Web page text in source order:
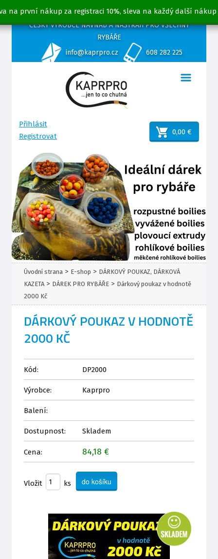
na první nákup za registraci 10%, sleva na každý další nákup
ČESKÝ VÝROBCE NÁVNAD A NÁSTRAH PRO VŠECHNY
RYBÁŘE
info@kaprpro.cz
608 282 225
Přihlásit
Registrovat
0,00 €
Úvodní strana > E-shop > DÁRKOVÝ POUKAZ, DÁRKOVÁ
KAZETA> DÁREK PRO RYBÁŘE > Dárkový poukaz v hodnotě
2000 Kč
DÁRKOVÝ POUKAZ V HODNOTĚ
2000 KČ
Kód: DP2000
Výrobce: Kaprpro
Balení:
Dostupnost: Skladem
Cena: 84,18 €
Vložit ks